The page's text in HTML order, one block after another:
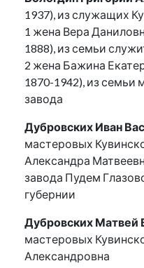
1937), из служащих
1 жена Вера
1888), из семьи
2 жена Бажина
1870-1942), из семьи
завода
Дубровских Иван
мастеровых
Александра
завода Пудем
губернии
Дубровских Матвей
мастеровых
Александровна